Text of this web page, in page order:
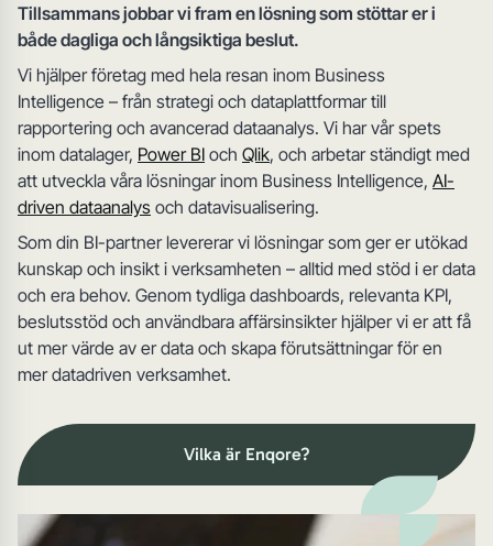
Tillsammans jobbar vi fram en lösning som stöttar er i
både dagliga och långsiktiga beslut.
Vi hjälper företag med hela resan inom Business
Intelligence – från strategi och dataplattformar till
rapportering och avancerad dataanalys. Vi har vår spets
inom datalager, Power BI och Qlik, och arbetar ständigt med
att utveckla våra lösningar inom Business Intelligence, AI-
driven dataanalys och datavisualisering.
Som din BI-partner levererar vi lösningar som ger er utökad
kunskap och insikt i verksamheten – alltid med stöd i er data
och era behov. Genom tydliga dashboards, relevanta KPI,
beslutsstöd och användbara affärsinsikter hjälper vi er att få
ut mer värde av er data och skapa förutsättningar för en
mer datadriven verksamhet.
Vilka är Enqore?